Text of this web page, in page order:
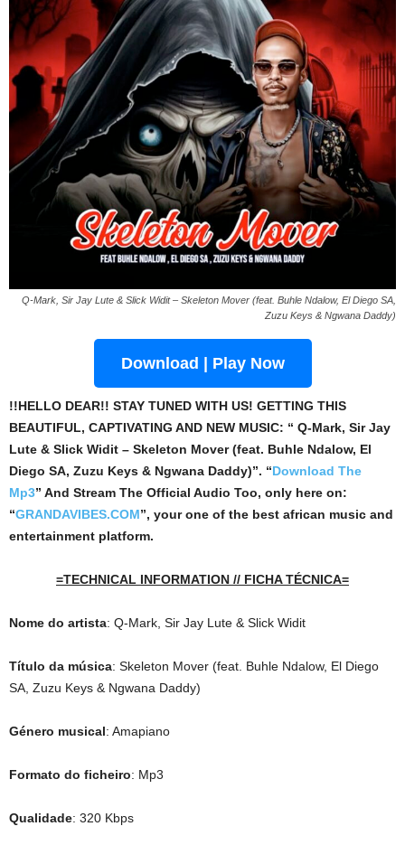
Q-Mark, Sir Jay Lute & Slick Widit – Skeleton Mover (feat. Buhle Ndalow, El Diego SA,
Zuzu Keys & Ngwana Daddy)
Download | Play Now
!!HELLO DEAR!! STAY TUNED WITH US! GETTING THIS
BEAUTIFUL, CAPTIVATING AND NEW MUSIC: “ Q-Mark, Sir Jay
Lute & Slick Widit – Skeleton Mover (feat. Buhle Ndalow, El
Diego SA, Zuzu Keys & Ngwana Daddy)”. “Download The
Mp3” And Stream The Official Audio Too, only here on:
“GRANDAVIBES.COM”, your one of the best african music and
entertainment platform.
=TECHNICAL INFORMATION // FICHA TÉCNICA=
Nome do artista: Q-Mark, Sir Jay Lute & Slick Widit
Título da música: Skeleton Mover (feat. Buhle Ndalow, El Diego
SA, Zuzu Keys & Ngwana Daddy)
Género musical: Amapiano
Formato do ficheiro: Mp3
Qualidade: 320 Kbps